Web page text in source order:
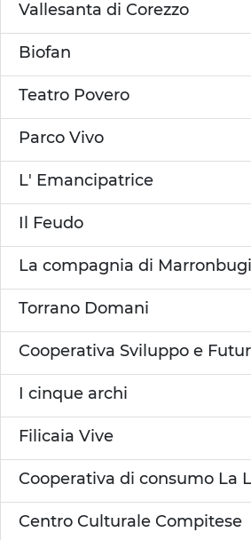
Vallesanta di Corezzo
Biofan
Teatro Povero
Parco Vivo
L' Emancipatrice
Il Feudo
La compagnia di
Torrano Domani
Cooperativa Sviluppo e
I cinque archi
Filicaia Vive
Cooperativa di consumo La
Centro Culturale Compitese